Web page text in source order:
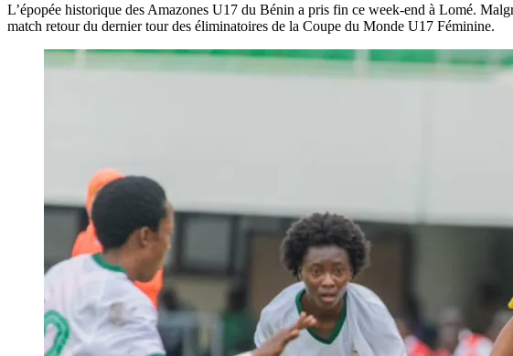
L’épopée historique des Amazones U17 du Bénin a pris fin ce week-end à Lomé.
match retour du dernier tour des éliminatoires de la Coupe du Monde U17 Féminine.